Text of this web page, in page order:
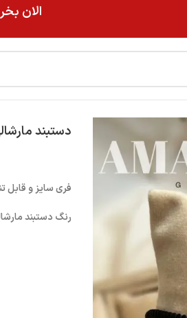
الان
دستبند
فری سایز و قابل
رنگ دستبند